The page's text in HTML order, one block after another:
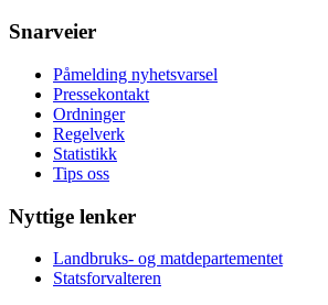
Snarveier
Påmelding nyhetsvarsel
Pressekontakt
Ordninger
Regelverk
Statistikk
Tips oss
Nyttige lenker
Landbruks- og matdepartementet
Statsforvalteren